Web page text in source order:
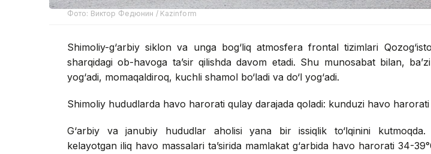
Фото: Виктор Федюнин / Kazinform
Shimoliy-g‘arbiy siklon va unga bog‘liq atmosfera frontal tizimlari
sharqidagi ob-havoga ta’sir qilishda davom etadi. Shu munosabat bilan,
yog‘adi, momaqaldiroq, kuchli shamol bo‘ladi va do‘l yog‘adi.
Shimoliy hududlarda havo harorati qulay darajada qoladi: kunduzi havo harorati
G‘arbiy va janubiy hududlar aholisi yana bir issiqlik to‘lqinini kutmoqda.
kelayotgan iliq havo massalari ta’sirida mamlakat g‘arbida havo harorati 34-